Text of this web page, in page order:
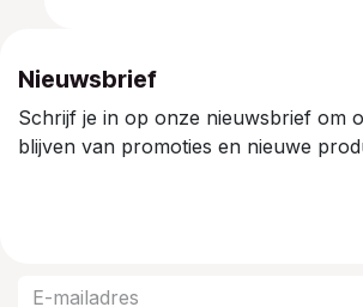
Nieuwsbrief
Schrijf je in op onze nieuwsbrief om
blijven van promoties en nieuwe